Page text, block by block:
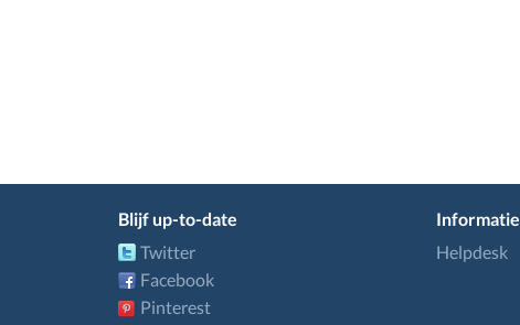
Blijf up-to-date
Twitter
Facebook
Pinterest
Informatie
Helpdesk